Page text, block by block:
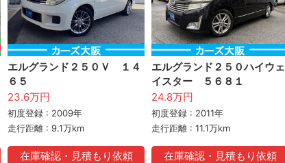
エルグランド２５０Ｖ １４
６５
23.6万円
初度登録 : 2009年
走行距離 : 9.1万km
在庫確認・見積もり依頼
エルグランド２５０ハイウェ
イスター ５６８１
24.8万円
初度登録 : 2011年
走行距離 : 11.1万km
在庫確認・見積もり依頼